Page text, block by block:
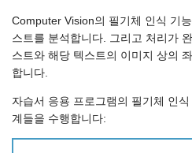
Computer Vision의 필기체 인식 기
스트를 분석합니다. 그리고 처리가
스트와 해당 텍스트의 이미지 상의
합니다.
자습서 응용 프로그램의 필기체 인
계들을 수행합니다: